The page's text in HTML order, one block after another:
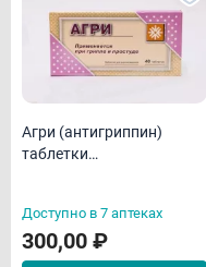
Агри (антигриппин)
таблетки
Доступно в 7 аптеках
300,00 ₽